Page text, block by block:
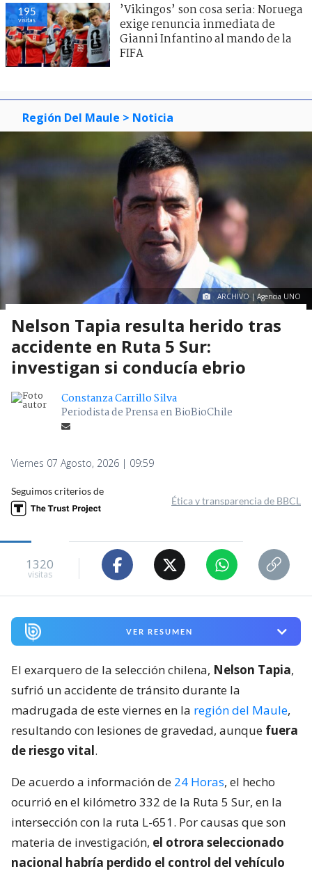
195
visitas
’Vikingos’ son cosa seria: Noruega
exige renuncia inmediata de
Gianni Infantino al mando de la
FIFA
Región Del Maule > Noticia
ARCHIVO | Agencia UNO
Nelson Tapia resulta herido tras
accidente en Ruta 5 Sur:
investigan si conducía ebrio
Constanza Carrillo Silva
Periodista de Prensa en BioBioChile
Viernes 07 Agosto, 2026 | 09:59
Seguimos criterios de
Ética y transparencia de BBCL
1320
visitas
VER RESUMEN
El exarquero de la selección chilena, Nelson Tapia,
sufrió un accidente de tránsito durante la
madrugada de este viernes en la región del Maule,
resultando con lesiones de gravedad, aunque fuera
de riesgo vital.
De acuerdo a información de 24 Horas, el hecho
ocurrió en el kilómetro 332 de la Ruta 5 Sur, en la
intersección con la ruta L-651. Por causas que son
materia de investigación, el otrora seleccionado
nacional habría perdido el control del vehículo